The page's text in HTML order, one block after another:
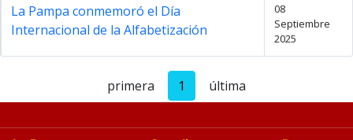
La Pampa conmemoró el Día
Internacional de la Alfabetización
08
Septiembre
2025
primera 1 última